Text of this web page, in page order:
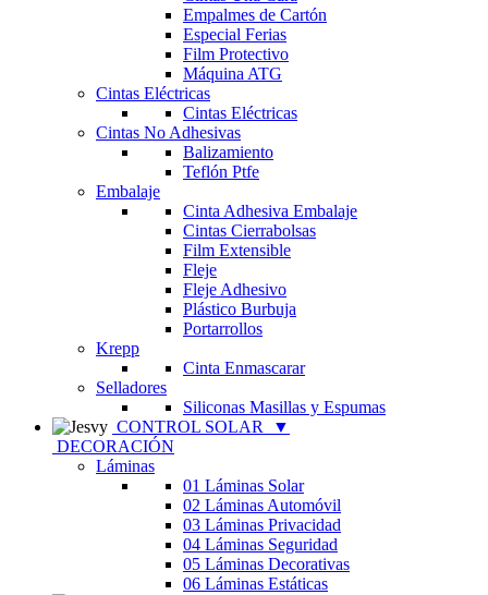
Empalmes de Cartón
Especial Ferias
Film Protectivo
Máquina ATG
Cintas Eléctricas
Cintas Eléctricas
Cintas No Adhesivas
Balizamiento
Teflón Ptfe
Embalaje
Cinta Adhesiva Embalaje
Cintas Cierrabolsas
Film Extensible
Fleje
Fleje Adhesivo
Plástico Burbuja
Portarrollos
Krepp
Cinta Enmascarar
Selladores
Siliconas Masillas y Espumas
CONTROL SOLAR
▼
DECORACIÓN
Láminas
01 Láminas Solar
02 Láminas Automóvil
03 Láminas Privacidad
04 Láminas Seguridad
05 Láminas Decorativas
06 Láminas Estáticas